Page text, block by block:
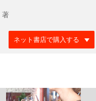
著
ネット書店で購入する